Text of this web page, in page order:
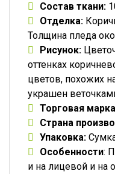
Состав ткани:
Отделка:
Толщина пледа
Рисунок:
оттенках
цветов, похожих
украшен
Торговая
Страна
Упаковка:
Особенности:
и на лицевой и на